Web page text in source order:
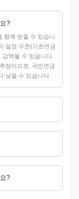
?
함께 받을 수 있습니
일정 수준(기초연금
감액될 수 있습니다.
정이므로, 국민연금
낮을 수 있습니다.
?